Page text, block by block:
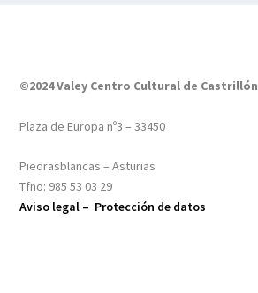
©2024 Valey Centro Cultural de Castrillón
Plaza de Europa nº3 – 33450
Piedrasblancas – Asturias
Tfno: 985 53 03 29
Aviso legal – Protección de datos